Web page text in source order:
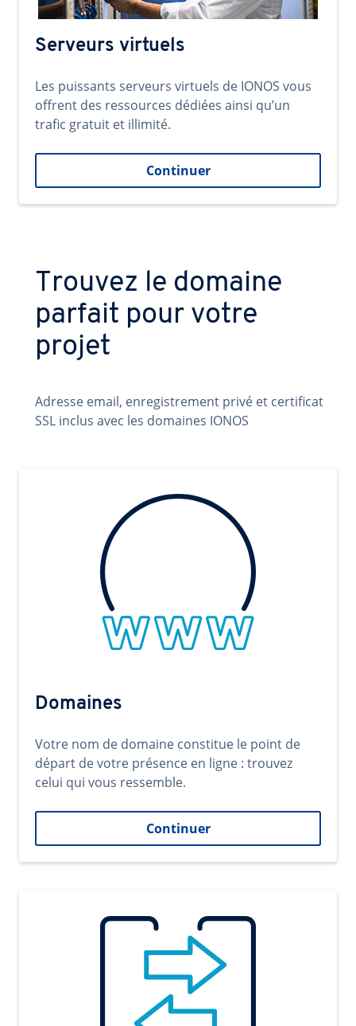
Serveurs virtuels
Les puissants serveurs virtuels de IONOS vous
offrent des ressources dédiées ainsi qu’un
trafic gratuit et illimité.
Continuer
Trouvez le domaine
parfait pour votre
projet
Adresse email, enregistrement privé et certificat
SSL inclus avec les domaines IONOS
Domaines
Votre nom de domaine constitue le point de
départ de votre présence en ligne : trouvez
celui qui vous ressemble.
Continuer